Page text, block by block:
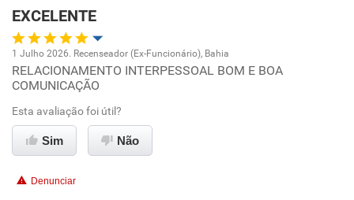
EXCELENTE
Oportunidade de promoção
Ambiente de trabalho
Conciliação com a vida familiar
1 Julho 2026. Recenseador (Ex-Funcionário), Bahia
RELACIONAMENTO INTERPESSOAL BOM E BOA
COMUNICAÇÃO
Esta avaliação foi útil?
Sim Não
Denunciar